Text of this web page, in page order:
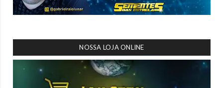
NOSSA LOJA ONLINE